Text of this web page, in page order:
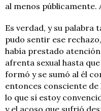
al menos
Es verdad, y su palabra
pudo sentir ese
había prestado
afrenta sexual hasta
formó y se sumó al él
entonces consciente
lo que sí estoy
y el acoso que sufrió